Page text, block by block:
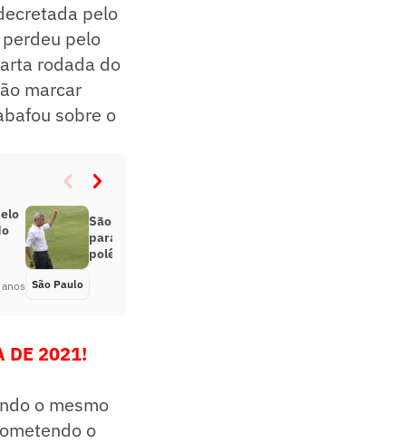
pelo
pelo
rodada do
marcar
sobre o
São Paulo perde a invencibilidade
para o Novorizontino, com
polêmica envolvendo o VAR
São Paulo
DE 2021!
o mesmo
o